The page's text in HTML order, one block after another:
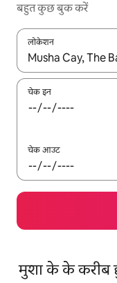
बहुत कुछ बुक करें
लोकेशन
नतीजों के उपलब्ध होने
चेक इन
चेक आउट
मुशा के के करीब